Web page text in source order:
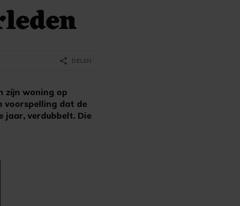
zijn woning op
voorspelling dat de
jaar, verdubbelt. Die
share DELEN